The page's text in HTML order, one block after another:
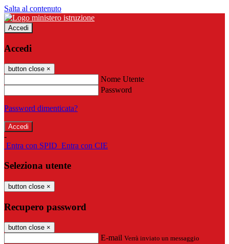
Salta al contenuto
Accedi
Accedi
button close ×
Nome Utente
Password
Password dimenticata?
-
Entra con SPID Entra con CIE
Seleziona utente
button close ×
Recupero password
button close ×
E-mail Verrà inviato un messaggio